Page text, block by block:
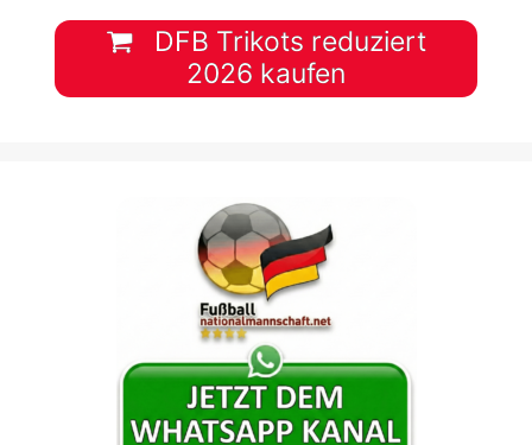
DFB Trikots reduziert
2026 kaufen